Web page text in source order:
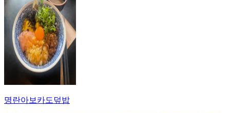
명란아보카도덮밥